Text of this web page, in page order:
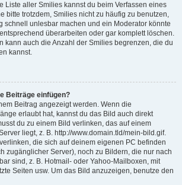
Liste aller Smilies kannst du beim Verfassen eines
bitte trotzdem, Smilies nicht zu häufig zu benutzen,
schnell unlesbar machen und ein Moderator könnte
überarbeiten oder gar komplett löschen.
kann auch die Anzahl der Smilies begrenzen, die du
kannst.
Beiträge einfügen?
Beitrag angezeigt werden. Wenn die
erlaubt hat, kannst du das Bild auch direkt
du zu einem Bild verlinken, das auf einem
liegt, z. B. http://www.domain.tld/mein-bild.gif.
die sich auf deinem eigenen PC befinden
zugänglicher Server), noch zu Bildern, die nur nach
sind, z. B. Hotmail- oder Yahoo-Mailboxen, mit
Seiten usw. Um das Bild anzuzeigen, benutze den